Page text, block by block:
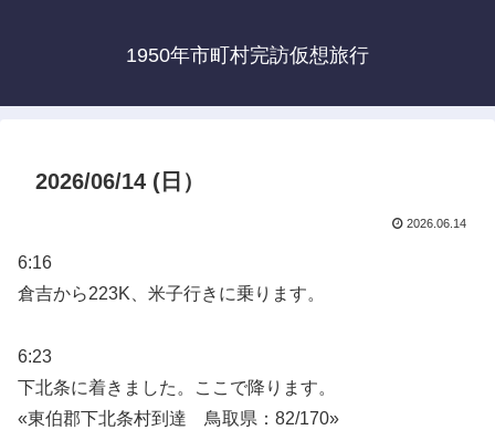
1950年市町村完訪仮想旅行
2026/06/14 (日）
2026.06.14
6:16
倉吉から223K、米子行きに乗ります。
6:23
下北条に着きました。ここで降ります。
«東伯郡下北条村到達 鳥取県：82/170»